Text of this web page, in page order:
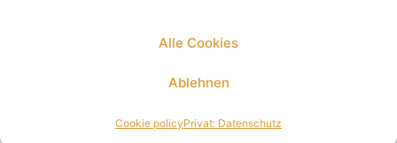
Alle Cookies
Ablehnen
Cookie policyPrivat: Datenschutz
Impressum|Datenschutz
© 2026 Heilsein-Einssein• Erstellt mitGeneratePress